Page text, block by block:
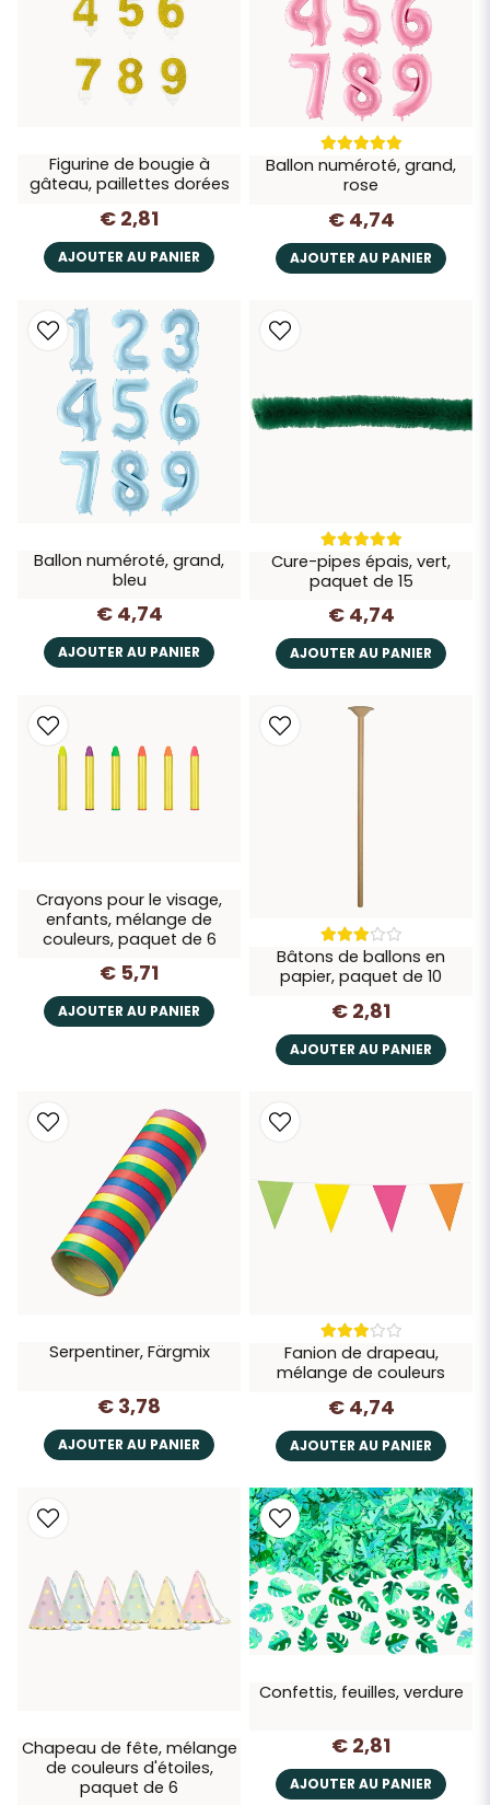
Figurine de bougie à
gâteau, paillettes dorées
€ 2,81
AJOUTER AU PANIER
Ballon numéroté, grand,
rose
€ 4,74
AJOUTER AU PANIER
Ballon numéroté, grand,
bleu
€ 4,74
AJOUTER AU PANIER
Cure-pipes épais, vert,
paquet de 15
€ 4,74
AJOUTER AU PANIER
Crayons pour le visage,
enfants, mélange de
couleurs, paquet de 6
€ 5,71
AJOUTER AU PANIER
Bâtons de ballons en
papier, paquet de 10
€ 2,81
AJOUTER AU PANIER
Serpentiner, Färgmix
€ 3,78
AJOUTER AU PANIER
Fanion de drapeau,
mélange de couleurs
€ 4,74
AJOUTER AU PANIER
Chapeau de fête, mélange
de couleurs d'étoiles,
paquet de 6
Confettis, feuilles, verdure
€ 2,81
AJOUTER AU PANIER